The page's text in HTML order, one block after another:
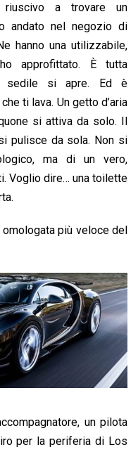
a trovare un
andato nel negozio di
hanno una utilizzabile,
approfittato. È tutta
sedile si apre. Ed è
ti lava. Un getto d’aria
si attiva da solo. Il
pulisce da sola. Non si
ma di un vero,
Voglio dire… una toilette
più veloce del
un pilota
per la periferia di Los